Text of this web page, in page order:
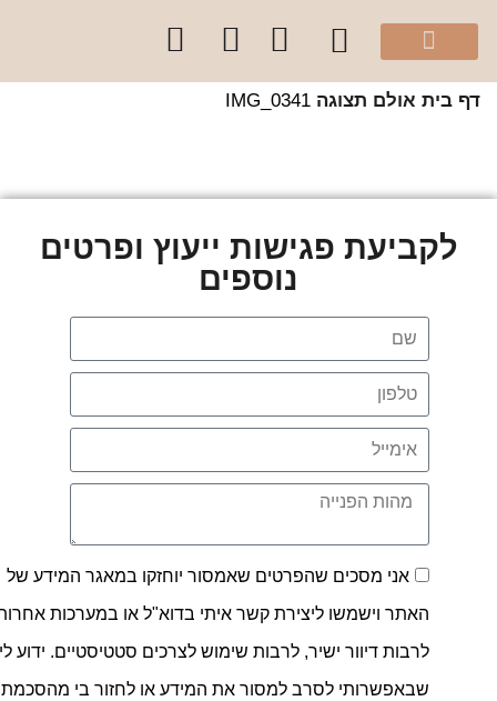
בית אולם תצוגה IMG_0341
לקביעת פגישות ייעוץ ופרטים
נוספים
אני מסכים שהפרטים שאמסור יוחזקו במאגר המידע של
האתר וישמשו ליצירת קשר איתי בדוא"ל או במערכות אחרות,
לרבות דיוור ישיר, לרבות שימוש לצרכים סטטיסטיים. ידוע לי
שבאפשרותי לסרב למסור את המידע או לחזור בי מהסכמתי